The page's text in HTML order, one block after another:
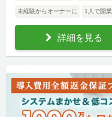
未経験からオーナーに 1人で開業
詳細を見る